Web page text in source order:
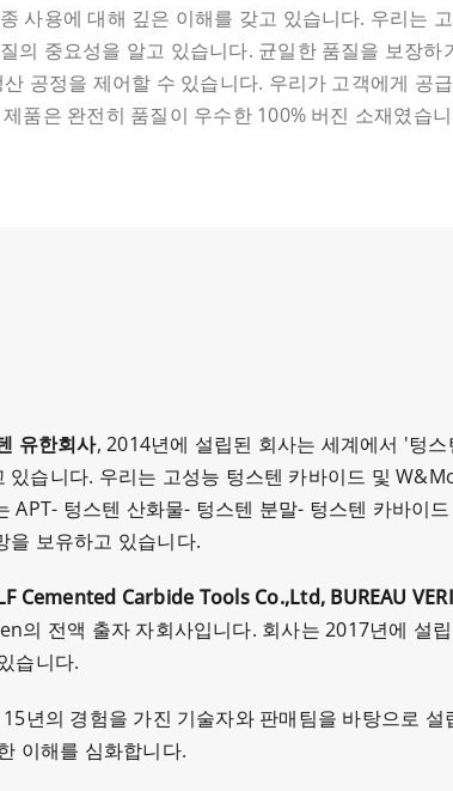
사용에 대해 깊은 이해를 갖고 있습니다. 우리는
의 중요성을 알고 있습니다. 균일한 품질을 보장하
산 공정을 제어할 수 있습니다. 우리가 고객에게 공
품은 완전히 품질이 우수한 100% 버진 소재였습
유한회사, 2014년에 설립된 회사는 세계에서 '텅
있습니다. 우리는 고성능 텅스텐 카바이드 및
APT- 텅스텐 산화물- 텅스텐 분말- 텅스텐 카바이
을 보유하고 있습니다.
Cemented Carbide Tools Co.,Ltd, BUREAU
의 전액 출자 자회사입니다. 회사는 2017년에 설
습니다.
년의 경험을 가진 기술자와 판매팀을 바탕으로
이해를 심화합니다.